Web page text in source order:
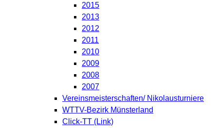
2015
2013
2012
2011
2010
2009
2008
2007
Vereinsmeisterschaften/ Nikolausturniere
WTTV-Bezirk Münsterland
Click-TT (Link)